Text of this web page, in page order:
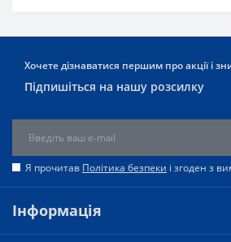
Хочете дізнаватися першим про акції і
Підпишіться на нашу розсилку
Я прочитав Політика безпеки і згоден з
Інформація